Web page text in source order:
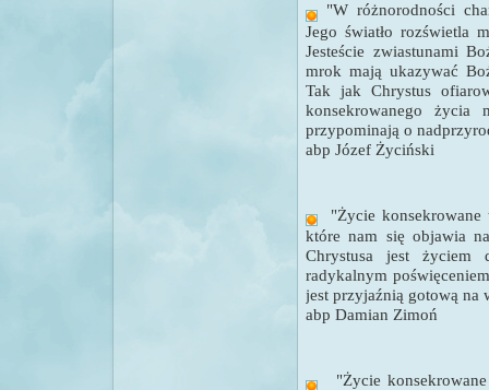
"W różnorodności
Jego światło rozświetla
Jesteście zwiastunami
mrok mają ukazywać
Tak jak Chrystus
konsekrowanego życia
przypominają o
abp Józef Życiński
"Życie konsekrowane
które nam się objawia
Chrystusa jest życiem
radykalnym
jest przyjaźnią gotową na
abp Damian Zimoń
"Życie